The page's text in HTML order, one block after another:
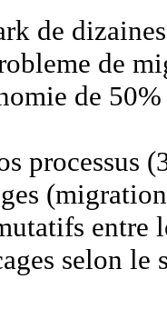
de
de
de
processus
entre
selon le